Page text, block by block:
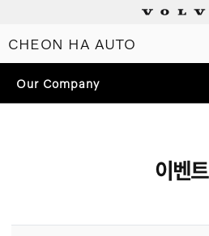
CHEON HA AUTO
이벤트
Our Company
Electric
Plug-in hybrids